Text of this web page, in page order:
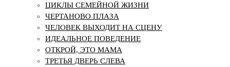
ЦИКЛЫ СЕМЕЙНОЙ ЖИЗНИ
ЧЕРТАНОВО ПЛАЗА
ЧЕЛОВЕК ВЫХОДИТ НА СЦЕНУ
ИДЕАЛЬНОЕ ПОВЕДЕНИЕ
ОТКРОЙ, ЭТО МАМА
ТРЕТЬЯ ДВЕРЬ СЛЕВА